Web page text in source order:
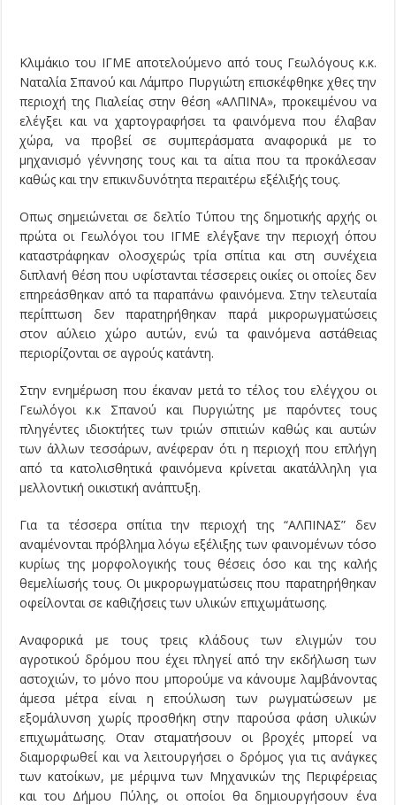
Κλιμάκιο του ΙΓΜΕ αποτελούμενο από τους Γεωλόγους κ.κ.
Ναταλία Σπανού και Λάμπρο Πυργιώτη επισκέφθηκε χθες την
περιοχή της Πιαλείας στην θέση «ΑΛΠΙΝΑ», προκειμένου να
ελέγξει και να χαρτογραφήσει τα φαινόμενα που έλαβαν
χώρα, να προβεί σε συμπεράσματα αναφορικά με το
μηχανισμό γέννησης τους και τα αίτια που τα προκάλεσαν
καθώς και την επικινδυνότητα περαιτέρω εξέλιξής τους.
Oπως σημειώνεται σε δελτίο Τύπου της δημοτικής αρχής οι
πρώτα οι Γεωλόγοι του ΙΓΜΕ ελέγξανε την περιοχή όπου
καταστράφηκαν ολοσχερώς τρία σπίτια και στη συνέχεια
διπλανή θέση που υφίστανται τέσσερεις οικίες οι οποίες δεν
επηρεάσθηκαν από τα παραπάνω φαινόμενα. Στην τελευταία
περίπτωση δεν παρατηρήθηκαν παρά μικρορωγματώσεις
στον αύλειο χώρο αυτών, ενώ τα φαινόμενα αστάθειας
περιορίζονται σε αγρούς κατάντη.
Στην ενημέρωση που έκαναν μετά το τέλος του ελέγχου οι
Γεωλόγοι κ.κ Σπανού και Πυργιώτης με παρόντες τους
πληγέντες ιδιοκτήτες των τριών σπιτιών καθώς και αυτών
των άλλων τεσσάρων, ανέφεραν ότι η περιοχή που επλήγη
από τα κατολισθητικά φαινόμενα κρίνεται ακατάλληλη για
μελλοντική οικιστική ανάπτυξη.
Για τα τέσσερα σπίτια την περιοχή της “ΑΛΠΙΝΑΣ” δεν
αναμένονται πρόβλημα λόγω εξέλιξης των φαινομένων τόσο
κυρίως της μορφολογικής τους θέσεις όσο και της καλής
θεμελίωσής τους. Οι μικρορωγματώσεις που παρατηρήθηκαν
οφείλονται σε καθιζήσεις των υλικών επιχωμάτωσης.
Αναφορικά με τους τρεις κλάδους των ελιγμών του
αγροτικού δρόμου που έχει πληγεί από την εκδήλωση των
αστοχιών, το μόνο που μπορούμε να κάνουμε λαμβάνοντας
άμεσα μέτρα είναι η επούλωση των ρωγματώσεων με
εξομάλυνση χωρίς προσθήκη στην παρούσα φάση υλικών
επιχωμάτωσης. Οταν σταματήσουν οι βροχές μπορεί να
διαμορφωθεί και να λειτουργήσει ο δρόμος για τις ανάγκες
των κατοίκων, με μέριμνα των Μηχανικών της Περιφέρειας
και του Δήμου Πύλης, οι οποίοι θα δημιουργήσουν ένα